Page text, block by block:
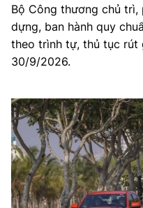
Bộ Công thương chủ
dựng, ban hành quy
theo trình tự, thủ tục rút
30/9/2026.